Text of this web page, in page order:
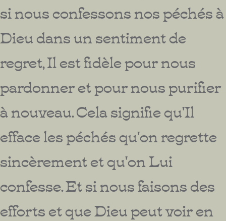
si nous confessons nos péchés à
Dieu dans un sentiment de
regret, Il est fidèle pour nous
pardonner et pour nous purifier
à nouveau. Cela signifie qu'Il
efface les péchés qu'on regrette
sincèrement et qu'on Lui
confesse. Et si nous faisons des
efforts et que Dieu peut voir en